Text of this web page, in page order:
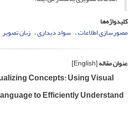
کلیدواژه‌ها
مصورسازی اطلاعات سواد دیداری زبان تصویر
عنوان مقاله[English]
Concepts: Using Visual
to Efficiently Understand